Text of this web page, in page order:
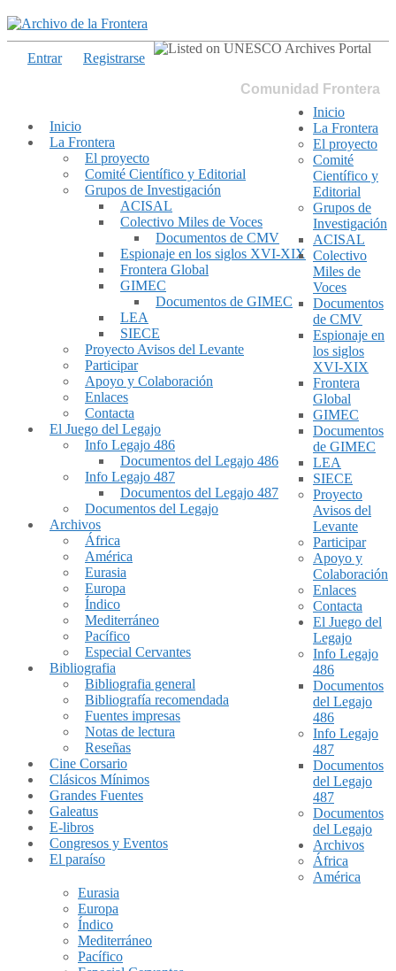
Comunidad Frontera
Inicio
La Frontera
El proyecto
Comité Científico y Editorial
Grupos de Investigación
ACISAL
Colectivo Miles de Voces
Documentos de CMV
Espionaje en los siglos XVI-XIX
Frontera Global
GIMEC
Documentos de GIMEC
LEA
SIECE
Proyecto Avisos del Levante
Participar
Apoyo y Colaboración
Enlaces
Contacta
El Juego del Legajo
Info Legajo 486
Documentos del Legajo 486
Info Legajo 487
Documentos del Legajo 487
Documentos del Legajo
Archivos
África
América
Eurasia
Europa
Índico
Mediterráneo
Pacífico
Especial Cervantes
Bibliografia
Bibliografia general
Bibliografía recomendada
Fuentes impresas
Notas de lectura
Reseñas
Cine Corsario
Clásicos Mínimos
Grandes Fuentes
Galeatus
E-libros
Congresos y Eventos
El paraíso
Entrar Registrarse
Inicio
La Frontera
El proyecto
Comité
Científico y
Editorial
Grupos de
Investigación
ACISAL
Colectivo
Miles de
Voces
Documentos
de CMV
Espionaje en
los siglos
XVI-XIX
Frontera
Global
GIMEC
Documentos
de GIMEC
LEA
SIECE
Proyecto
Avisos del
Levante
Participar
Apoyo y
Colaboración
Enlaces
Contacta
El Juego del
Legajo
Info Legajo
486
Documentos
del Legajo
486
Info Legajo
487
Documentos
del Legajo
487
Documentos
del Legajo
Archivos
África
América
Eurasia
Europa
Índico
Mediterráneo
Pacífico